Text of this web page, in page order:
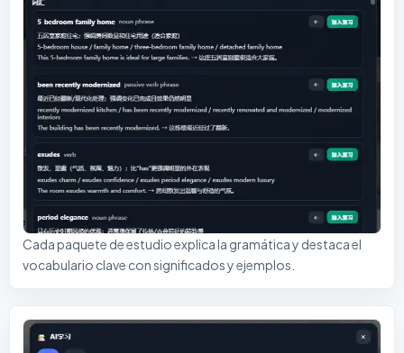
Cada paquete de estudio explica la gramática y destaca el
vocabulario clave con significados y ejemplos.